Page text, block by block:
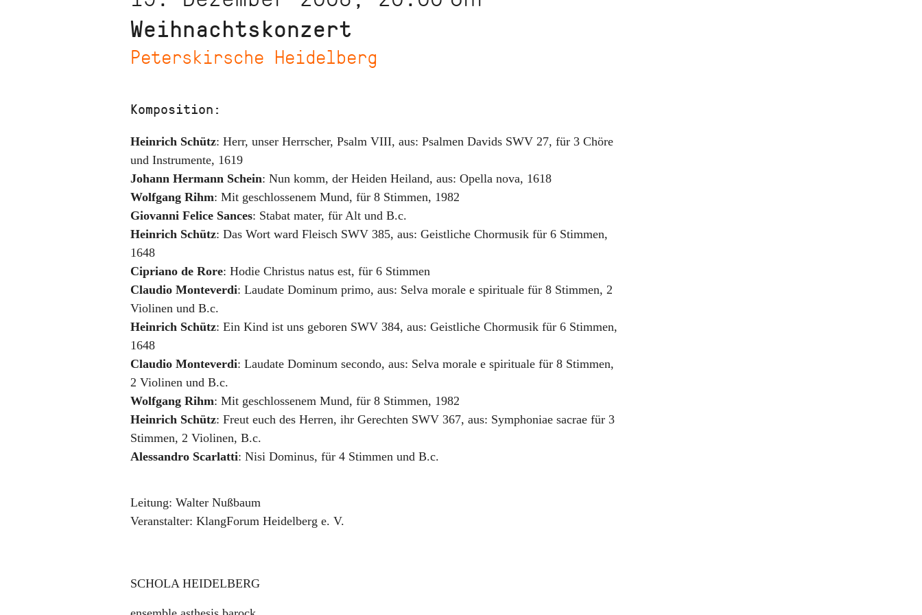
Weihnachtskonzert
Peterskirsche Heidelberg
Komposition:
Heinrich Schütz: Herr, unser Herrscher, Psalm VIII, aus: Psalmen Davids SWV 27, für 3 Chöre
und Instrumente, 1619
Johann Hermann Schein: Nun komm, der Heiden Heiland, aus: Opella nova, 1618
Wolfgang Rihm: Mit geschlossenem Mund, für 8 Stimmen, 1982
Giovanni Felice Sances: Stabat mater, für Alt und B.c.
Heinrich Schütz: Das Wort ward Fleisch SWV 385, aus: Geistliche Chormusik für 6 Stimmen,
1648
Cipriano de Rore: Hodie Christus natus est, für 6 Stimmen
Claudio Monteverdi: Laudate Dominum primo, aus: Selva morale e spirituale für 8 Stimmen, 2
Violinen und B.c.
Heinrich Schütz: Ein Kind ist uns geboren SWV 384, aus: Geistliche Chormusik für 6 Stimmen,
1648
Claudio Monteverdi: Laudate Dominum secondo, aus: Selva morale e spirituale für 8 Stimmen,
2 Violinen und B.c.
Wolfgang Rihm: Mit geschlossenem Mund, für 8 Stimmen, 1982
Heinrich Schütz: Freut euch des Herren, ihr Gerechten SWV 367, aus: Symphoniae sacrae für 3
Stimmen, 2 Violinen, B.c.
Alessandro Scarlatti: Nisi Dominus, für 4 Stimmen und B.c.
Leitung: Walter Nußbaum
Veranstalter: KlangForum Heidelberg e. V.
SCHOLA HEIDELBERG